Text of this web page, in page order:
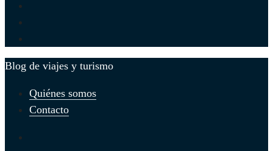
Blog de viajes y turismo
Quiénes somos
Contacto